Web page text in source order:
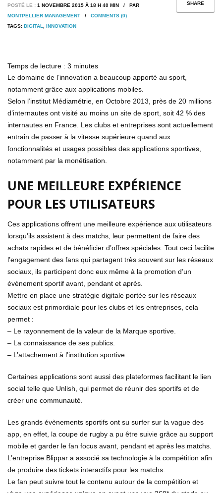
SHARE
POSTÉ LE : 1 NOVEMBRE 2015 À 18 H 40 MIN / PAR
MONTPELLIER MANAGEMENT / COMMENTS (0)
TAGS: DIGITAL, INNOVATION
Temps de lecture : 3 minutes
Le domaine de l’innovation a beaucoup apporté au sport,
notamment grâce aux applications mobiles.
Selon l’institut Médiamétrie, en Octobre 2013, près de 20 millions
d’internautes ont visité au moins un site de sport, soit 42 % des
internautes en France. Les clubs et entreprises sont actuellement
entrain de passer à la vitesse supérieure quand aux
fonctionnalités et usages possibles des applications sportives,
notamment par la monétisation.
UNE MEILLEURE EXPÉRIENCE
POUR LES UTILISATEURS
Ces applications offrent une meilleure expérience aux utilisateurs
lorsqu’ils assistent à des matchs, leur permettent de faire des
achats rapides et de bénéficier d’offres spéciales. Tout ceci facilite
l’engagement des fans qui partagent très souvent sur les réseaux
sociaux, ils participent donc eux même à la promotion d’un
évènement sportif avant, pendant et après.
Mettre en place une stratégie digitale portée sur les réseaux
sociaux est primordiale pour les clubs et les entreprises, cela
permet :
– Le rayonnement de la valeur de la Marque sportive.
– La connaissance de ses publics.
– L’attachement à l’institution sportive.
Certaines applications sont aussi des plateformes facilitant le lien
social telle que Unlish, qui permet de réunir des sportifs et de
créer une communauté.
Les grands évènements sportifs ont su surfer sur la vague des
app, en effet, la coupe de rugby a pu être suivie grâce au support
mobile et garder le fan focus avant, pendant et après les matchs.
L’entreprise Blippar a associé sa technologie à la compétition afin
de produire des tickets interactifs pour les matchs.
Le fan peut suivre tout le contenu autour de la compétition et